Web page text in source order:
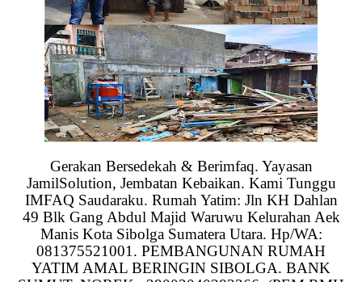
Gerakan Bersedekah & Berimfaq. Yayasan
JamilSolution, Jembatan Kebaikan. Kami Tunggu
IMFAQ Saudaraku. Rumah Yatim: Jln KH Dahlan
49 Blk Gang Abdul Majid Waruwu Kelurahan Aek
Manis Kota Sibolga Sumatera Utara. Hp/WA:
081375521001. PEMBANGUNAN RUMAH
YATIM AMAL BERINGIN SIBOLGA. BANK